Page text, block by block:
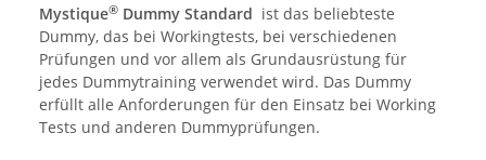
Mystique® Dummy Standard ist das beliebteste
Dummy, das bei Workingtests, bei verschiedenen
Prüfungen und vor allem als Grundausrüstung für
jedes Dummytraining verwendet wird. Das Dummy
erfüllt alle Anforderungen für den Einsatz bei Working
Tests und anderen Dummyprüfungen.